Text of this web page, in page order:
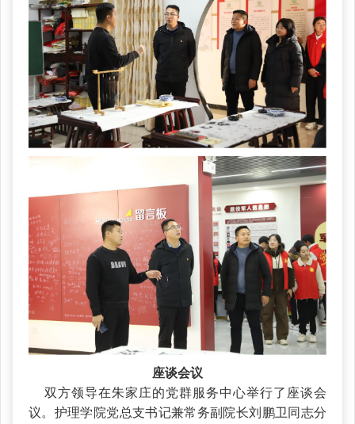
座谈会议
双方领导在朱家庄的党群服务中心举行了座谈会
议。护理学院党总支书记兼常务副院长刘鹏卫同志分